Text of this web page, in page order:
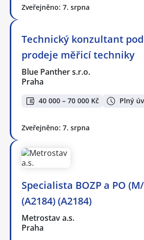
Zveřejněno: 7. srpna
Technický konzultant
prodeje měřicí techniky
Blue Panther s.r.o.
Praha
40 000 – 70 000 Kč Plný
Zveřejněno: 7. srpna
Specialista BOZP a PO
(A2184) (A2184)
Metrostav a.s.
Praha